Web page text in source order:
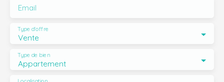
Email
Vente
Type d'offre
Appartement
Type de bien